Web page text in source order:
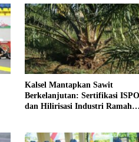
Kalsel Mantapkan Sawit
Berkelanjutan: Sertifikasi ISPO
dan Hilirisasi Industri Ramah